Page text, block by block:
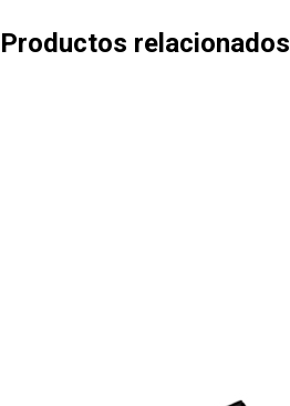
Productos relacionados